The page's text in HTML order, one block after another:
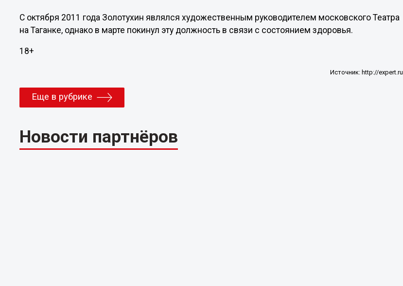
С октября 2011 года Золотухин являлся художественным руководителем московского Театра
на Таганке, однако в марте покинул эту должность в связи с состоянием здоровья.
18+
Источник: http://expert.ru
Еще в рубрике
Новости партнёров